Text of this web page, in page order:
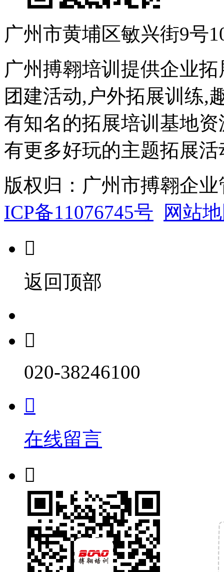
广州市黄埔区敏兴街9号
广州搏翱培训提供企业
团建活动,户外拓展训练,
有知名的拓展培训基地
有更多好玩的主题拓展
版权归：广州市搏翱企
ICP备11076745号
网站

返回顶部

020-38246100

在线留言
